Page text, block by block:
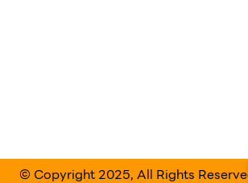
© Copyright 2025, All Rights